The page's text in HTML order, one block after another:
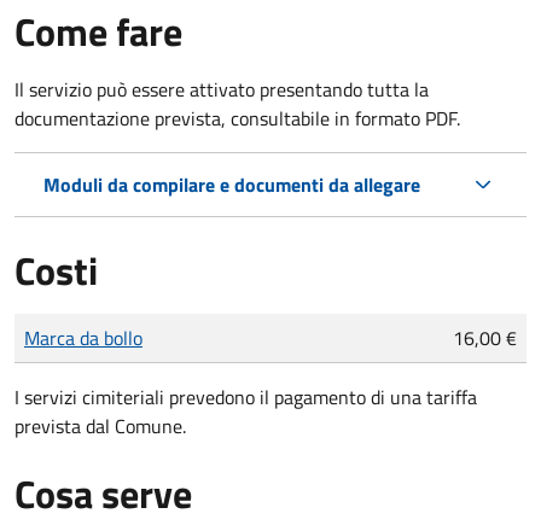
Come fare
Il servizio può essere attivato presentando tutta la
documentazione prevista, consultabile in formato PDF.
Moduli da compilare e documenti da allegare
Costi
Tipo di pagamento
Importo
Marca da bollo 16,00 €
I servizi cimiteriali prevedono il pagamento di una tariffa
prevista dal Comune.
Cosa serve